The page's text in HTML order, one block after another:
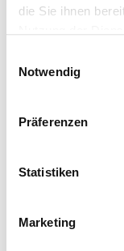
die Sie ihnen
Notwendig
Präferenzen
Statistiken
Marketing
Genauere
http://
im-sommer.html